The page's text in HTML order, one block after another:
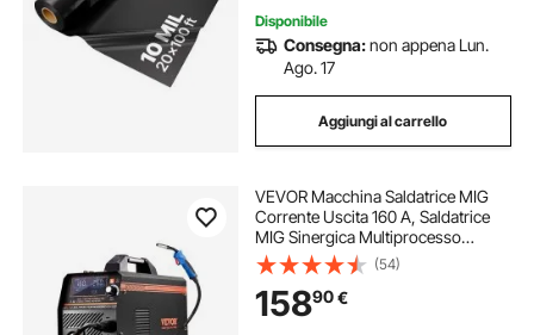
Disponibile
Consegna:non appena Lun.
Ago. 17
Aggiungi al carrello
VEVOR Macchina Saldatrice MIG
Corrente Uscita 160 A, Saldatrice
MIG Sinergica Multiprocesso
Portatile Saldatrice MIG Senza Gas
Gas MMA Lift TIG 4 in 1 con
Tecnologia Inverter IGBT, Schermo
LCD
(54)
15890€